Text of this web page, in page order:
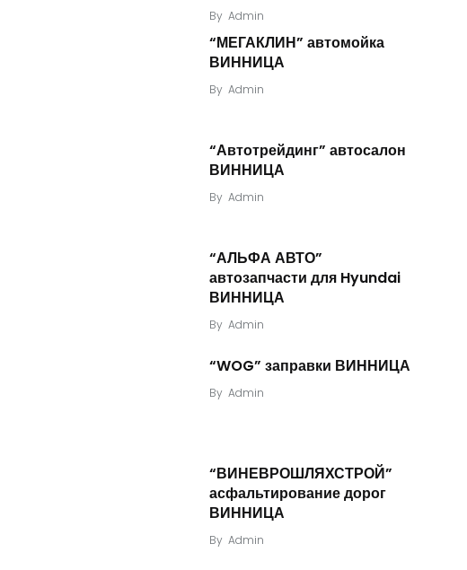
By Admin
“МЕГАКЛИН” автомойка
ВИННИЦА
By Admin
“Автотрейдинг” автосалон
ВИННИЦА
By Admin
“АЛЬФА АВТО”
автозапчасти для Hyundai
ВИННИЦА
By Admin
“WOG” заправки ВИННИЦА
By Admin
“ВИНЕВРОШЛЯХСТРОЙ”
асфальтирование дорог
ВИННИЦА
By Admin